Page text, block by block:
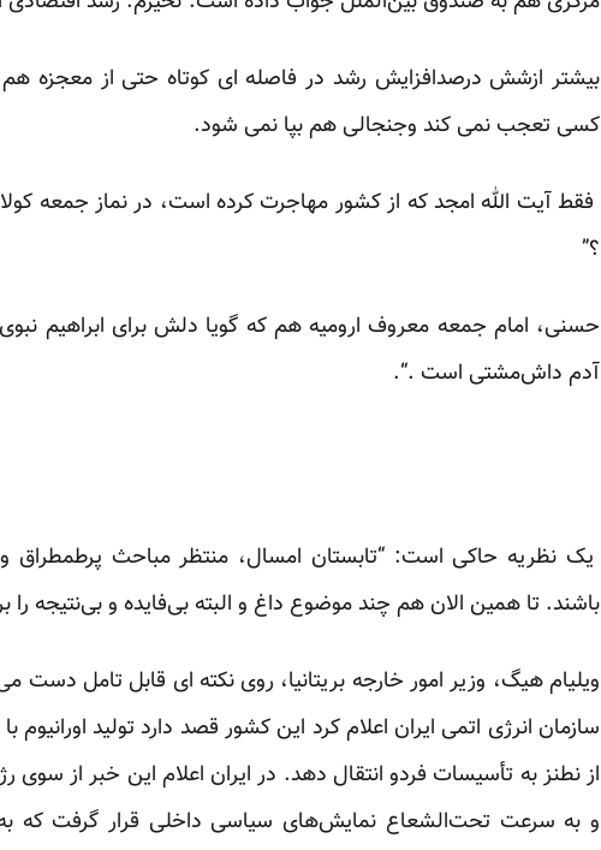
بیشتر ازشش درصدافزایش رشد در فاصله ای کوتاه حتی از معجزه هم
کسی تعجب نمی کند وجنجالی هم بپا نمی شود.
فقط آیت الله امجد که از کشور مهاجرت کرده است، در نماز جمعه
؟”
حسنی، امام جمعه معروف ارومیه هم که گویا دلش برای ابراهیم
آدم داش‌مشتی است .“.
یک نظریه حاکی است: “تابستان امسال، منتظر مباحث پرطمطراق
باشند. تا همین الان هم چند موضوع داغ و البته بی‌فایده و بی‌نتیجه را
ویلیام هیگ، وزیر امور خارجه بریتانیا، روی نکته ای قابل تامل
از نطنز به تأسیسات فردو انتقال دهد. در ایران اعلام این خبر از
و به سرعت تحت‌الشعاع نمایش‌های سیاسی داخلی قرار گرفت که